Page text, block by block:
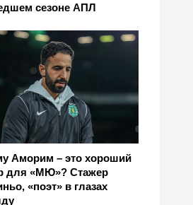
сезоне АПЛ
Аморим – это хороший
для «МЮ»? Стажер
«поэт» в глазах